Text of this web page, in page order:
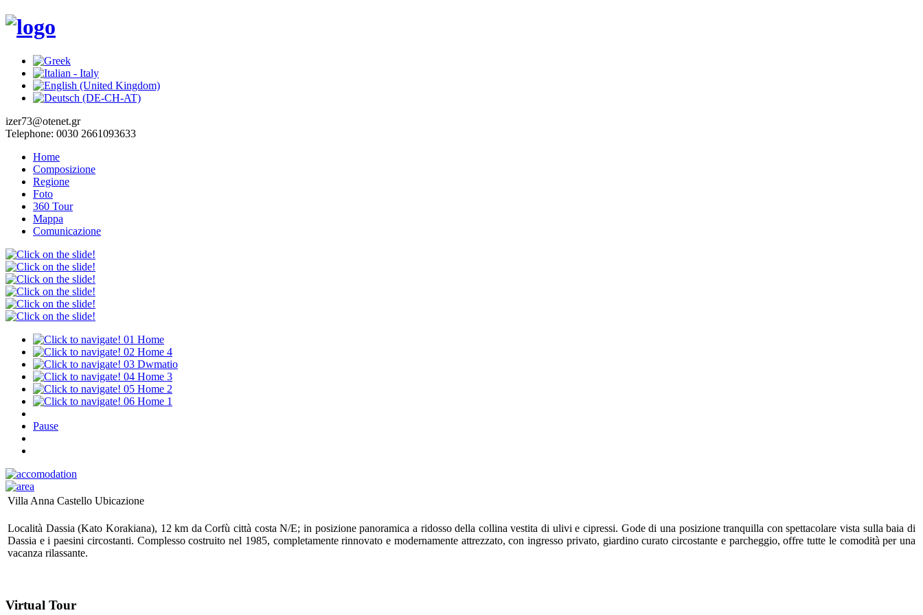
izer73@otenet.gr
Telephone: 0030 2661093633
Home
Composizione
Regione
Foto
360 Tour
Mappa
Comunicazione
01 Home
02 Home 4
03 Dwmatio
04 Home 3
05 Home 2
06 Home 1
Pause
Villa Anna Castello Ubicazione
Località Dassia (Kato Korakiana), 12 km da Corfù città costa N/E; in posizione panoramica a ridosso della collina vestita di ulivi e cipressi. Gode di una posizione tranquilla con spettacolare vista sulla baia di
Dassia e i paesini circostanti. Complesso costruito nel 1985, completamente rinnovato e modernamente attrezzato, con ingresso privato, giardino curato circostante e parcheggio, offre tutte le comodità per una
vacanza rilassante.
Virtual Tour